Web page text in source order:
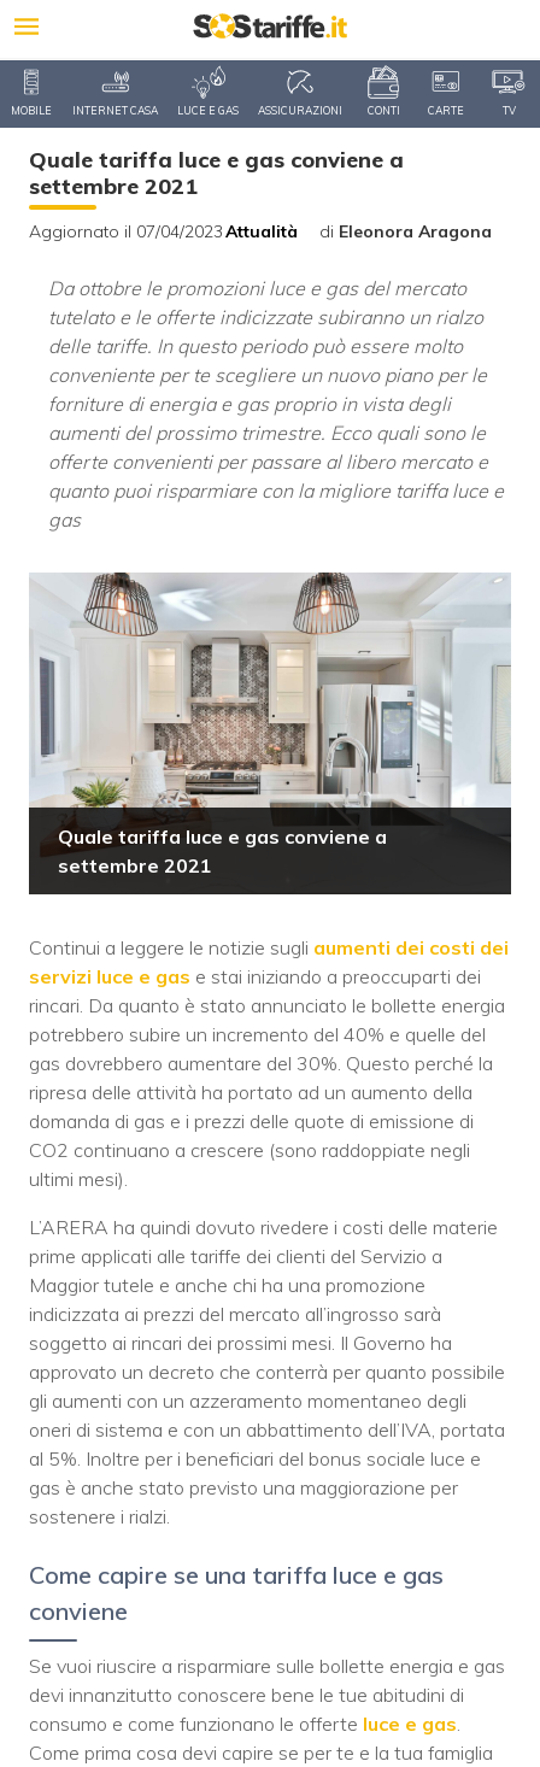
MOBILE INTERNET CASA LUCE E GAS ASSICURAZIONI CONTI CARTE TV
Quale tariffa luce e gas conviene a
settembre 2021
Aggiornato il 07/04/2023Attualità di Eleonora Aragona
Da ottobre le promozioni luce e gas del mercato
tutelato e le offerte indicizzate subiranno un rialzo
delle tariffe. In questo periodo può essere molto
conveniente per te scegliere un nuovo piano per le
forniture di energia e gas proprio in vista degli
aumenti del prossimo trimestre. Ecco quali sono le
offerte convenienti per passare al libero mercato e
quanto puoi risparmiare con la migliore tariffa luce e
gas
Quale tariffa luce e gas conviene a
settembre 2021
Continui a leggere le notizie sugli aumenti dei costi dei
servizi luce e gas e stai iniziando a preoccuparti dei
rincari. Da quanto è stato annunciato le bollette energia
potrebbero subire un incremento del 40% e quelle del
gas dovrebbero aumentare del 30%. Questo perché la
ripresa delle attività ha portato ad un aumento della
domanda di gas e i prezzi delle quote di emissione di
CO2 continuano a crescere (sono raddoppiate negli
ultimi mesi).
L’ARERA ha quindi dovuto rivedere i costi delle materie
prime applicati alle tariffe dei clienti del Servizio a
Maggior tutele e anche chi ha una promozione
indicizzata ai prezzi del mercato all’ingrosso sarà
soggetto ai rincari dei prossimi mesi. Il Governo ha
approvato un decreto che conterrà per quanto possibile
gli aumenti con un azzeramento momentaneo degli
oneri di sistema e con un abbattimento dell’IVA, portata
al 5%. Inoltre per i beneficiari del bonus sociale luce e
gas è anche stato previsto una maggiorazione per
sostenere i rialzi.
Come capire se una tariffa luce e gas
conviene
Se vuoi riuscire a risparmiare sulle bollette energia e gas
devi innanzitutto conoscere bene le tue abitudini di
consumo e come funzionano le offerte luce e gas
Come prima cosa devi capire se per te e la tua famiglia